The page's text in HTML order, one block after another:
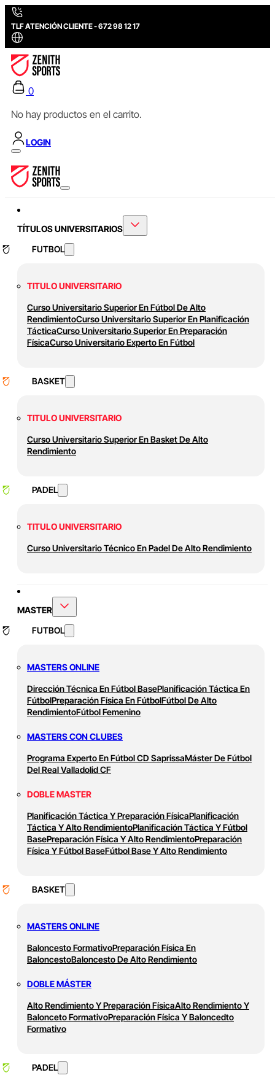
TLF ATENCIÓN CLIENTE - 672 98 12 17
0
No hay productos en el carrito.
LOGIN
TÍTULOS UNIVERSITARIOS
FUTBOL
TITULO UNIVERSITARIO
Curso Universitario Superior En Fútbol De Alto
RendimientoCurso Universitario Superior En Planificación
TácticaCurso Universitario Superior En Preparación
FísicaCurso Universitario Experto En Fútbol
BASKET
TITULO UNIVERSITARIO
Curso Universitario Superior En Basket De Alto
Rendimiento
PADEL
TITULO UNIVERSITARIO
Curso Universitario Técnico En Padel De Alto Rendimiento
MASTER
FUTBOL
MASTERS ONLINE
Dirección Técnica En Fútbol BasePlanificación Táctica En
FútbolPreparación Física En FútbolFútbol De Alto
RendimientoFútbol Femenino
MASTERS CON CLUBES
Programa Experto En Fútbol CD SaprissaMáster De Fútbol
Del Real Valladolid CF
DOBLE MASTER
Planificación Táctica Y Preparación FísicaPlanificación
Táctica Y Alto RendimientoPlanificación Táctica Y Fútbol
BasePreparación Física Y Alto RendimientoPreparación
Física Y Fútbol BaseFútbol Base Y Alto Rendimiento
BASKET
MASTERS ONLINE
Baloncesto FormativoPreparación Física En
BaloncestoBaloncesto De Alto Rendimiento
DOBLE MÁSTER
Alto Rendimiento Y Preparación FísicaAlto Rendimiento Y
Balonceto FormativoPreparación Física Y Baloncedto
Formativo
PADEL